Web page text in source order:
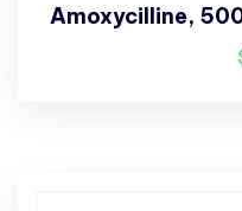
Amoxycilline,